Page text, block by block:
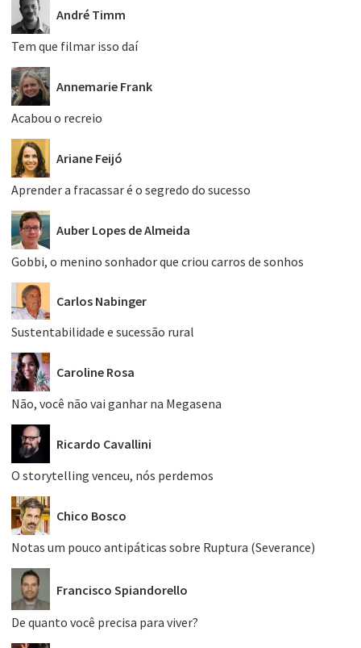
André Timm
Tem que filmar isso daí
Annemarie Frank
Acabou o recreio
Ariane Feijó
Aprender a fracassar é o segredo do sucesso
Auber Lopes de Almeida
Gobbi, o menino sonhador que criou carros de sonhos
Carlos Nabinger
Sustentabilidade e sucessão rural
Caroline Rosa
Não, você não vai ganhar na Megasena
Ricardo Cavallini
O storytelling venceu, nós perdemos
Chico Bosco
Notas um pouco antipáticas sobre Ruptura (Severance)
Francisco Spiandorello
De quanto você precisa para viver?